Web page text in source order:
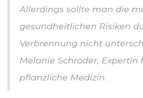
Allerdings sollte man die
gesundheitlichen Risiken
Verbrennung nicht
Melanie Schröder, Expertin
pflanzliche Medizin.